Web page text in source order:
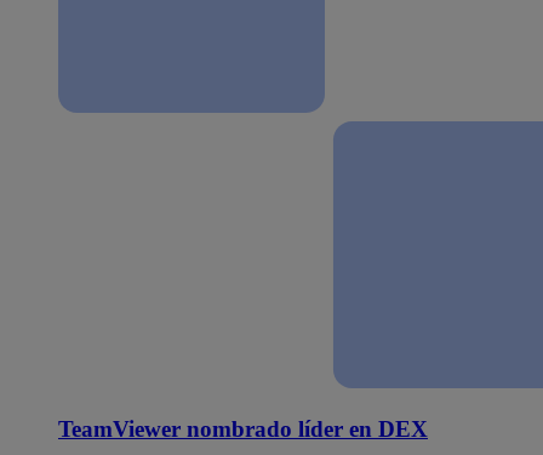
TeamViewer nombrado líder en DEX